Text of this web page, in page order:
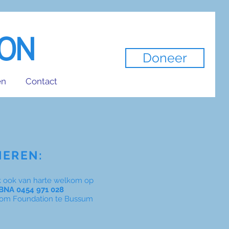
ook van harte welkom op
0454 971 028
Foundation te Bussum
Doneer
Contact